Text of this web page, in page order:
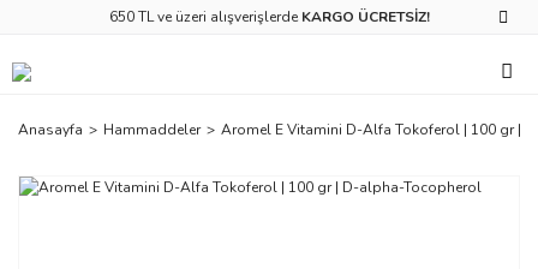
650 TL ve üzeri alışverişlerde KARGO ÜCRETSİZ!
Anasayfa Hammaddeler Aromel E Vitamini D-Alfa Tokoferol | 100 gr |